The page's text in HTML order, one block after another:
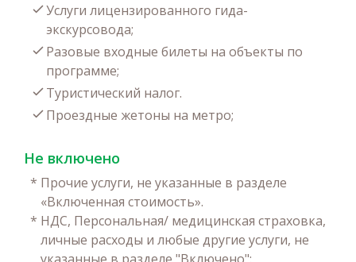
Услуги лицензированного гида-
экскурсовода;
Разовые входные билеты на объекты по
программе;
Туристический налог.
Проездные жетоны на метро;
Не включено
* Прочие услуги, не указанные в разделе
«Включенная стоимость».
* НДС, Персональная/ медицинская страховка,
личные расходы и любые другие услуги, не